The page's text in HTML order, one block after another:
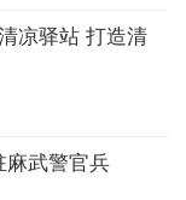
凉驿站 打造清
麻武警官兵